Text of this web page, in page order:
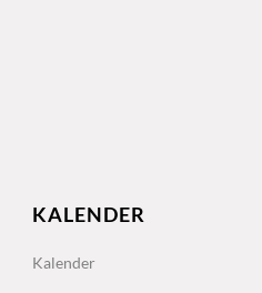
KALENDER
Kalender